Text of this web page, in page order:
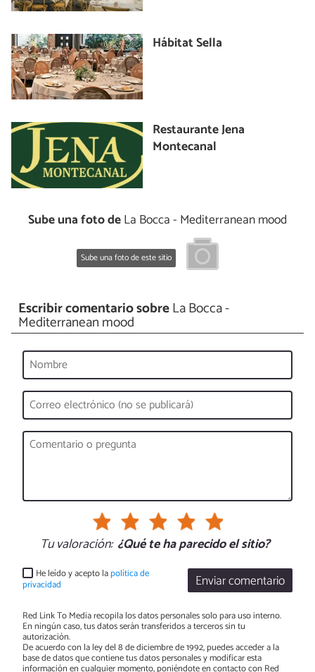
Hábitat Sella
Restaurante Jena
Montecanal
Sube una foto deLa Bocca - Mediterranean mood
Sube una foto de este sitio
Escribir comentario sobreLa Bocca -
Mediterranean mood
Tu valoración: ¿Qué te ha parecido el sitio?
Enviar comentario
He leído y acepto lapolítica de
privacidad
Red Link To Media recopila los datos personales solo para uso interno.
En ningún caso, tus datos serán transferidos a terceros sin tu
autorización.
De acuerdo con la ley del 8 de diciembre de 1992, puedes acceder a la
base de datos que contiene tus datos personales y modificar esta
información en cualquier momento, poniéndote en contacto con Red